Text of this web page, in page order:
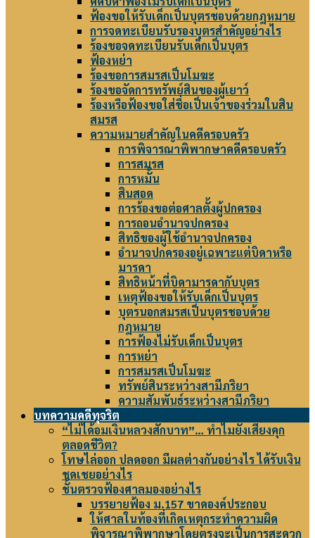
ฟ้องขอให้รับเด็กเป็นบุตรชอบด้วยกฎหมาย
การจดทะเบียนรับรองบุตรสำคัญอย่างไร
ร้องขอจดทะเบียนรับเด็กเป็นบุตร
ฟ้องหย่า
ร้องขอการสมรสเป็นโมฆะ
ร้องขอจัดการทรัพย์สินของผู้เยาว์
ร้องหรือฟ้องขอใส่ชื่อเป็นเจ้าของร่วมในสิน
สมรส
ความหมายสำคัญในคดีครอบครัว
การพิจารณาพิพากษาคดีครอบครัว
การสมรส
การหมั้น
สินสอด
การร้องขอต่อศาลตั้งผู้ปกครอง
การถอนอำนาจปกครอง
สิทธิของผู้ใช้อำนาจปกครอง
อำนาจปกครองอยู่เฉพาะแต่บิดาหรือ
มารดา
สิทธิหน้าที่บิดามารดากับบุตร
เหตุฟ้องขอให้รับเด็กเป็นบุตร
บุตรนอกสมรสเป็นบุตรชอบด้วย
กฎหมาย
การฟ้องไม่รับเด็กเป็นบุตร
การหย่า
การสมรสเป็นโมฆะ
ทรัพย์สินระหว่างสามีภริยา
ความสัมพันธ์ระหว่างสามีภริยา
บทความคดีทุจริต
“ไม่ได้อมเงินหลวงสักบาท”… ทำไมยังเสี่ยงคุก
ตลอดชีวิต?
โทษไล่ออก ปลดออก มีผลต่างกันอย่างไร ได้รับเงิน
ชดเชยอย่างไร
ชั้นตรวจฟ้องศาลมองอย่างไร
บรรยายฟ้อง ม.157 ขาดองค์ประกอบ
ให้ศาลในท้องที่เกิดเหตุกระทำความผิด
พิจารณาพิพากษาโดยตรงจะเป็นการสะดวก